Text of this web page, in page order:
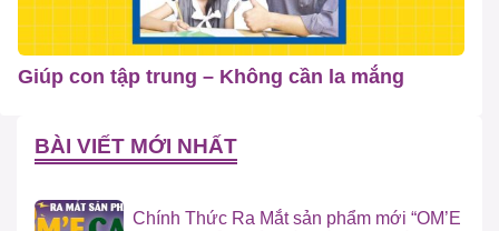
Giúp con tập trung – Không cần la mắng
BÀI VIẾT MỚI NHẤT
Chính Thức Ra Mắt sản phẩm mới “OM’E